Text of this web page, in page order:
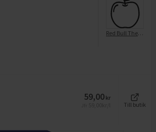
Red Bull The Summer Edition Sugarfree 2026 250 ml (24-Pack)
59,00 kr
Till butik